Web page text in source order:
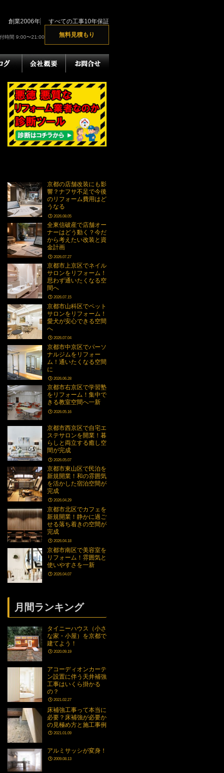
創業2006年 すべての工事10年保証
時間 9:00〜21:00 無料見積もり
京都の店舗改装にも影
響？ナフサ不足で今後
のリフォーム費用はど
うなる
2026.08.05
全東信破産で店舗オー
ナーはどう動く？今だ
から考えたい改装と資
金計画
2026.07.27
京都市上京区でネイル
サロンをリフォーム！
思わず通いたくなる空
間へ
2026.07.15
京都市山科区でペット
サロンをリフォーム！
愛犬が安心できる空間
へ
2026.07.04
京都市中京区でパーソ
ナルジムをリフォー
ム！通いたくなる空間
に
2026.06.28
京都市右京区で学習塾
をリフォーム！集中で
きる教室空間へ一新
2026.05.16
京都市西京区で自宅エ
ステサロンを開業！暮
らしと両立する癒し空
間が完成
2026.05.07
京都市東山区で民泊を
新規開業！和の雰囲気
を活かした宿泊空間が
完成
2026.04.29
京都市北区でカフェを
新規開業！静かに過ご
せる落ち着きの空間が
完成
2026.04.18
京都市南区で美容室を
リフォーム！雰囲気と
使いやすさを一新
2026.04.07
月間ランキング
タイニーハウス（小さ
な家・小屋）を京都で
建てよう！
2020.09.19
アコーディオンカーテ
ン設置に伴う天井補強
工事はいくら掛かる
の？
2021.02.27
床補強工事って本当に
必要？床補強が必要か
の見極め方と施工事例
2021.01.09
アルミサッシが変身！
2009.08.13